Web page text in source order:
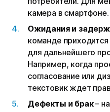
камера в смартфоне.
Ожидания и
команде
для дальнейшего
Например, когда
согласование или
текстовик ждет
Дефекты и брак–